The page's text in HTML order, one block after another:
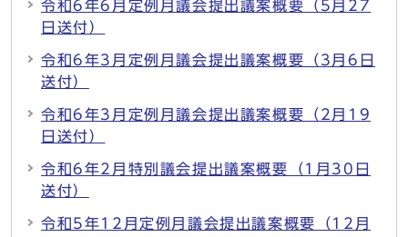
令和6年6月定例月議会提出議案概要（5月27
日送付）
令和6年3月定例月議会提出議案概要（3月6日
送付）
令和6年3月定例月議会提出議案概要（2月19
日送付）
令和6年2月特別議会提出議案概要（1月30日
送付）
令和5年12月定例月議会提出議案概要（12月